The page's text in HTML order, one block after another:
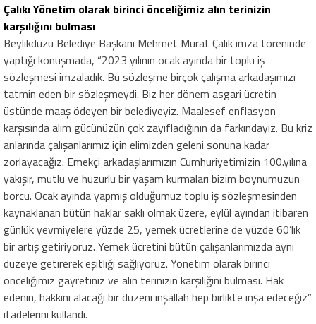
Çalık: Yönetim olarak birinci önceliğimiz alın terinizin
karşılığını bulması
Beylikdüzü Belediye Başkanı Mehmet Murat Çalık imza töreninde
yaptığı konuşmada, “2023 yılının ocak ayında bir toplu iş
sözleşmesi imzaladık. Bu sözleşme birçok çalışma arkadaşımızı
tatmin eden bir sözleşmeydi. Biz her dönem asgari ücretin
üstünde maaş ödeyen bir belediyeyiz. Maalesef enflasyon
karşısında alım gücünüzün çok zayıfladığının da farkındayız. Bu kriz
anlarında çalışanlarımız için elimizden geleni sonuna kadar
zorlayacağız. Emekçi arkadaşlarımızın Cumhuriyetimizin 100.yılına
yakışır, mutlu ve huzurlu bir yaşam kurmaları bizim boynumuzun
borcu. Ocak ayında yapmış olduğumuz toplu iş sözleşmesinden
kaynaklanan bütün haklar saklı olmak üzere, eylül ayından itibaren
günlük yevmiyelere yüzde 25, yemek ücretlerine de yüzde 60’lık
bir artış getiriyoruz. Yemek ücretini bütün çalışanlarımızda aynı
düzeye getirerek eşitliği sağlıyoruz. Yönetim olarak birinci
önceliğimiz gayretiniz ve alın terinizin karşılığını bulması. Hak
edenin, hakkını alacağı bir düzeni inşallah hep birlikte inşa edeceğiz”
ifadelerini kullandı.